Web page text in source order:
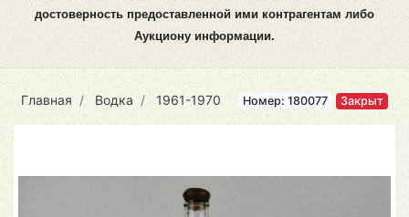
достоверность предоставленной ими контрагентам либо
Аукциону информации.
Главная Водка 1961-1970 Номер: 180077 Закрыт